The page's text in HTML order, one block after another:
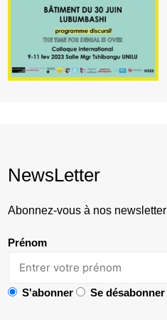
NewsLetter
Abonnez-vous à nos newsletter
Prénom
S'abonner Se désabonner